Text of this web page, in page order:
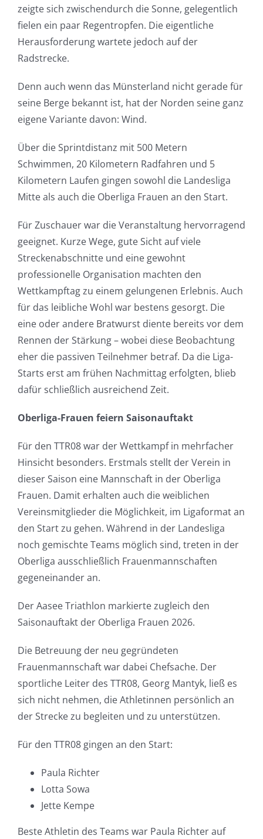
zeigte sich zwischendurch die Sonne, gelegentlich
fielen ein paar Regentropfen. Die eigentliche
Herausforderung wartete jedoch auf der
Radstrecke.
Denn auch wenn das Münsterland nicht gerade für
seine Berge bekannt ist, hat der Norden seine ganz
eigene Variante davon: Wind.
Über die Sprintdistanz mit 500 Metern
Schwimmen, 20 Kilometern Radfahren und 5
Kilometern Laufen gingen sowohl die Landesliga
Mitte als auch die Oberliga Frauen an den Start.
Für Zuschauer war die Veranstaltung hervorragend
geeignet. Kurze Wege, gute Sicht auf viele
Streckenabschnitte und eine gewohnt
professionelle Organisation machten den
Wettkampftag zu einem gelungenen Erlebnis. Auch
für das leibliche Wohl war bestens gesorgt. Die
eine oder andere Bratwurst diente bereits vor dem
Rennen der Stärkung – wobei diese Beobachtung
eher die passiven Teilnehmer betraf. Da die Liga-
Starts erst am frühen Nachmittag erfolgten, blieb
dafür schließlich ausreichend Zeit.
Oberliga-Frauen feiern Saisonauftakt
Für den TTR08 war der Wettkampf in mehrfacher
Hinsicht besonders. Erstmals stellt der Verein in
dieser Saison eine Mannschaft in der Oberliga
Frauen. Damit erhalten auch die weiblichen
Vereinsmitglieder die Möglichkeit, im Ligaformat an
den Start zu gehen. Während in der Landesliga
noch gemischte Teams möglich sind, treten in der
Oberliga ausschließlich Frauenmannschaften
gegeneinander an.
Der Aasee Triathlon markierte zugleich den
Saisonauftakt der Oberliga Frauen 2026.
Die Betreuung der neu gegründeten
Frauenmannschaft war dabei Chefsache. Der
sportliche Leiter des TTR08, Georg Mantyk, ließ es
sich nicht nehmen, die Athletinnen persönlich an
der Strecke zu begleiten und zu unterstützen.
Für den TTR08 gingen an den Start:
Paula Richter
Lotta Sowa
Jette Kempe
Beste Athletin des Teams war Paula Richter auf